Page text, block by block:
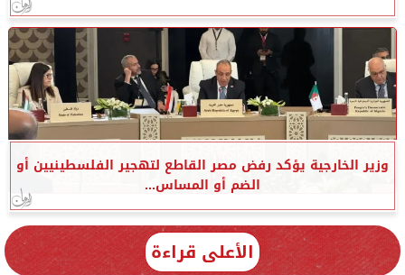
وزير الخارجية يؤكد رفض مصر القاطع لتهجير الفلسطينيين أو
الضم أو المساس...
الأعلى قراءة